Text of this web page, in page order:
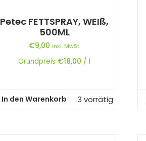
Petec FETTSPRAY, WEIß,
500ML
€9,00 inkl. MwSt.
Grundpreis €18,00 /l
In den Warenkorb 3 vorrätig